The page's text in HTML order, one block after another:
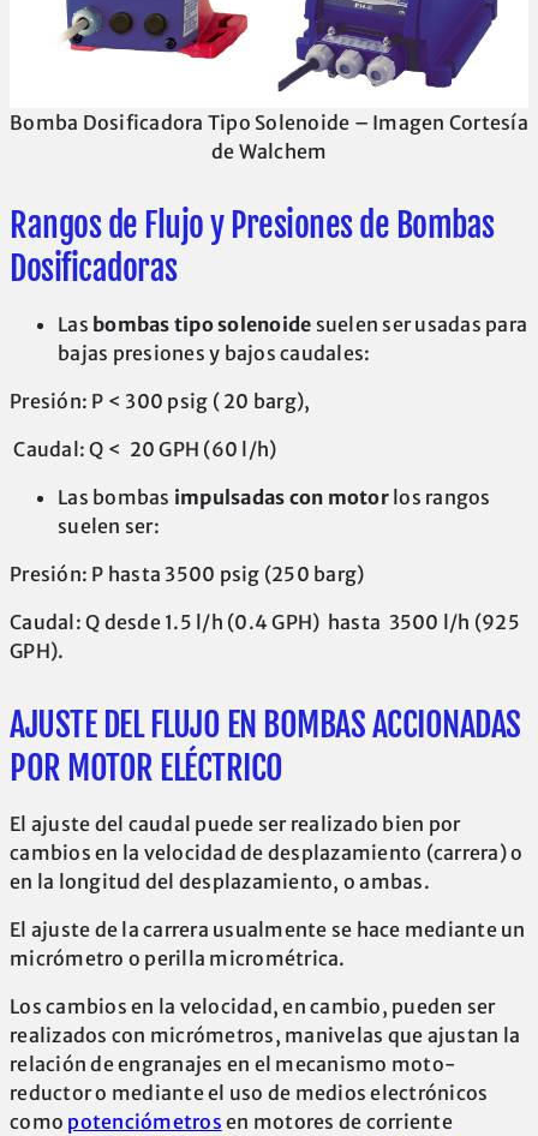
Bomba Dosificadora Tipo Solenoide – Imagen Cortesía
de Walchem
Rangos de Flujo y Presiones de Bombas
Dosificadoras
Las bombas tipo solenoide suelen ser usadas para
bajas presiones y bajos caudales:
Presión: P < 300 psig ( 20 barg),
Caudal: Q < 20 GPH (60 l/h)
Las bombas impulsadas con motorlos rangos
suelen ser:
Presión: P hasta 3500 psig (250 barg)
Caudal: Q desde 1.5 l/h (0.4 GPH) hasta 3500 l/h (925
GPH).
AJUSTE DEL FLUJO EN BOMBAS ACCIONADAS
POR MOTOR ELÉCTRICO
El ajuste del caudal puede ser realizado bien por
cambios en la velocidad de desplazamiento (carrera) o
en la longitud del desplazamiento, o ambas.
El ajuste de la carrera usualmente se hace mediante un
micrómetro o perilla micrométrica.
Los cambios en la velocidad, en cambio, pueden ser
realizados con micrómetros, manivelas que ajustan la
relación de engranajes en el mecanismo moto-
reductor o mediante el uso de medios electrónicos
como potenciómetros en motores de corriente